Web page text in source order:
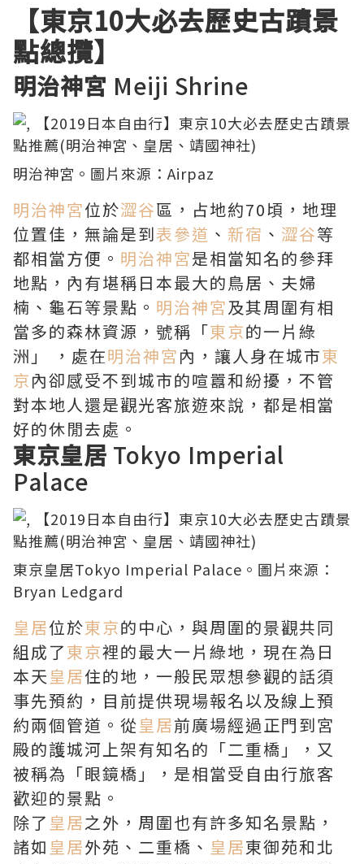
【東京10大必去歷史古蹟景
點總攬】
明治神宮 Meiji Shrine
明治神宮 。圖片來源： Airpaz
明治神宮位於澀谷區，占地約70頃，地理
位置佳，無論是到表參道 、 新宿 、 澀谷等
都相當方便。 明治神宮是相當知名的參拜
地點，內有堪稱日本最大的鳥居、夫婦
楠、龜石等景點。 明治神宮及其周圍有相
當多的森林資源，號稱「東京的一片綠
洲」 ，處在明治神宮內，讓人身在城市東
京內卻感受不到城市的喧囂和紛擾，不管
對本地人還是觀光客旅遊來說，都是相當
好的休閒去處。
東京皇居 Tokyo Imperial
Palace
東京皇居Tokyo Imperial Palace。圖片來源：
Bryan Ledgard
皇居位於東京的中心，與周圍的景觀共同
組成了東京裡的最大一片綠地，現在為日
本天皇居住的地，一般民眾想參觀的話須
事先預約，目前提供現場報名以及線上預
約兩個管道。從皇居前廣場經過正門到宮
殿的護城河上架有知名的「二重橋」，又
被稱為「眼鏡橋」，是相當受自由行旅客
歡迎的景點。
除了 皇居之外，周圍也有許多知名景點，
諸如 皇居外苑、二重橋、 皇居東御苑和北